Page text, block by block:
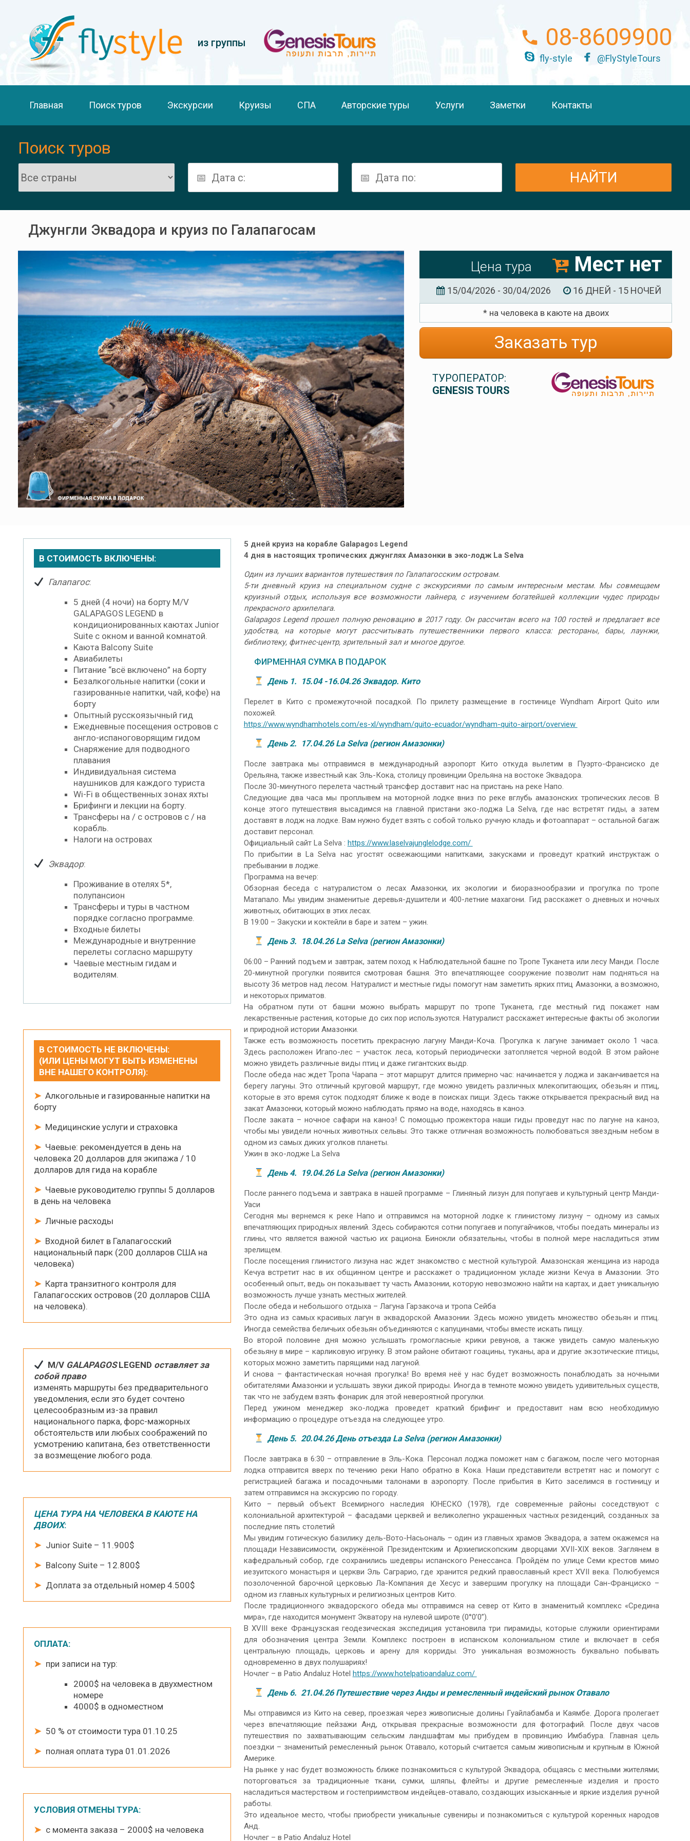
из группы 08-8609900
fly-style @FlyStyleTours
Главная Поиск туров Экскурсии Круизы СПА Авторские туры Услуги Заметки Контакты
Поиск туров
Джунгли Эквадора и круиз по Галапагосам
Цена тура Мест нет
15/04/2026 - 30/04/2026 16 ДНЕЙ - 15 НОЧЕЙ
* на человека в каюте на двоих
Заказать тур
ТУРОПЕРАТОР:
GENESIS TOURS
В СТОИМОСТЬ ВКЛЮЧЕНЫ:
Галапагос:
5 дней (4 ночи) на борту M/V
GALAPAGOS LEGEND в
кондиционированных каютах Junior
Suite с окном и ванной комнатой.
Каюта Balcony Suite
Авиабилеты
Питание “всё включено” на борту
Безалкогольные напитки (соки и
газированные напитки, чай, кофе) на
борту
Опытный русскоязычный гид
Ежедневные посещения островов с
англо-испаноговорящим гидом
Снаряжение для подводного
плавания
Индивидуальная система
наушников для каждого туриста
Wi-Fi в общественных зонах яхты
Брифинги и лекции на борту.
Трансферы на / с островов с / на
корабль.
Налоги на островах
Эквадор:
Проживание в отелях 5*,
полупансион
Трансферы и туры в частном
порядке согласно программе.
Входные билеты
Международные и внутренние
перелеты согласно маршруту
Чаевые местным гидам и
водителям.
В СТОИМОСТЬ НЕ ВКЛЮЧЕНЫ:
(ИЛИ ЦЕНЫ МОГУТ БЫТЬ ИЗМЕНЕНЫ
ВНЕ НАШЕГО КОНТРОЛЯ):
➤ Алкогольные и газированные напитки на
борту
➤ Медицинские услуги и страховка
➤ Чаевые: рекомендуется в день на
человека 20 долларов для экипажа / 10
долларов для гида на корабле
➤ Чаевые руководителю группы 5 долларов
в день на человека
➤ Личные расходы
➤ Входной билет в Галапагосский
национальный парк (200 долларов США на
человека)
➤ Карта транзитного контроля для
Галапагосских островов (20 долларов США
на человека).
M/V GALAPAGOSLEGEND оставляет за
собой право
изменять маршруты без предварительного
уведомления, если это будет сочтено
целесообразным из-за правил
национального парка, форс-мажорных
обстоятельств или любых соображений по
усмотрению капитана, без ответственности
за возмещение любого рода.
ЦЕНА ТУРА НА ЧЕЛОВЕКА В КАЮТЕ НА
ДВОИХ:
➤Junior Suite – 11.900$
➤Balcony Suite – 12.800$
➤Доплата за отдельный номер 4.500$
ОПЛАТА:
➤при записи на тур:
2000$ на человека в двухместном
номере
4000$ в одноместном
➤50 % от стоимости тура 01.10.25
➤полная оплата тура 01.01.2026
УСЛОВИЯ ОТМЕНЫ ТУРА:
➤с момента заказа – 2000$ на человека
5 дней круиз на корабле Galapagos Legend
4 дня в настоящих тропических джунглях Амазонки в эко-лодж La Selva
Один из лучших вариантов путешествия по Галапагосским островам.
5-ти дневный круиз на специальном судне с экскурсиями по самым интересным местам. Мы совмещаем
круизный отдых, используя все возможности лайнера, с изучением богатейшей коллекции чудес природы
прекрасного архипелага.
Galapagos Legend прошел полную реновацию в 2017 году. Он рассчитан всего на 100 гостей и предлагает все
удобства, на которые могут рассчитывать путешественники первого класса: рестораны, бары, лаунжи,
библиотеку, фитнес-центр, зрительный зал и многое другое.
ФИРМЕННАЯ СУМКА В ПОДАРОК
День 1. 15.04 -16.04.26 Эквадор. Кито
Перелет в Кито с промежуточной посадкой. По прилету размещение в гостинице Wyndham Airport Quito или
похожей.
https://www.wyndhamhotels.com/es-xl/wyndham/quito-ecuador/wyndham-quito-airport/overview
День 2. 17.04.26 La Selva (регион Амазонки)
После завтрака мы отправимся в международный аэропорт Кито откуда вылетим в Пуэрто-Франсиско де
Орельяна, также известный как Эль-Кока, столицу провинции Орельяна на востоке Эквадора.
После 30-минутного перелета частный трансфер доставит нас на пристань на реке Напо.
Следующие два часа мы проплывем на моторной лодке вниз по реке вглубь амазонских тропических лесов. В
конце этого путешествия высадимся на главной пристани эко-лоджа La Selva, где нас встретят гиды, а затем
доставят в лодж на лодке. Вам нужно будет взять с собой только ручную кладь и фотоаппарат – остальной багаж
доставит персонал.
Официальный сайт La Selva : https://www.laselvajunglelodge.com/
По прибытии в La Selva нас угостят освежающими напитками, закусками и проведут краткий инструктаж о
пребывании в лодже.
Программа на вечер:
Обзорная беседа с натуралистом о лесах Амазонки, их экологии и биоразнообразии и прогулка по тропе
Матапало. Мы увидим знаменитые деревья-душители и 400-летние махагони. Гид расскажет о дневных и ночных
животных, обитающих в этих лесах.
В 19:00 – Закуски и коктейли в баре и затем – ужин.
День 3. 18.04.26 La Selva (регион Амазонки)
06:00 – Ранний подъем и завтрак, затем поход к Наблюдательной башне по Тропе Туканета или лесу Манди. После
20-минутной прогулки появится смотровая башня. Это впечатляющее сооружение позволит нам подняться на
высоту 36 метров над лесом. Натуралист и местные гиды помогут нам заметить ярких птиц Амазонки, а возможно,
и некоторых приматов.
На обратном пути от башни можно выбрать маршрут по тропе Туканета, где местный гид покажет нам
лекарственные растения, которые до сих пор используются. Натуралист расскажет интересные факты об экологии
и природной истории Амазонки.
Также есть возможность посетить прекрасную лагуну Манди-Коча. Прогулка к лагуне занимает около 1 часа.
Здесь расположен Игапо-лес – участок леса, который периодически затопляется черной водой. В этом районе
можно увидеть различные виды птиц и даже гигантских выдр.
После обеда нас ждет Тропа Чарапа – этот маршрут длится примерно час: начинается у лоджа и заканчивается на
берегу лагуны. Это отличный круговой маршрут, где можно увидеть различных млекопитающих, обезьян и птиц,
которые в это время суток подходят ближе к воде в поисках пищи. Здесь также открывается прекрасный вид на
закат Амазонки, который можно наблюдать прямо на воде, находясь в каноэ.
После заката – ночное сафари на каноэ! С помощью прожектора наши гиды проведут нас по лагуне на каноэ,
чтобы мы увидели ночных животных сельвы. Это также отличная возможность полюбоваться звездным небом в
одном из самых диких уголков планеты.
Ужин в эко-лодже La Selva
День 4. 19.04.26 La Selva (регион Амазонки)
После раннего подъема и завтрака в нашей программе – Глиняный лизун для попугаев и культурный центр Манди-
Уаси
Сегодня мы вернемся к реке Напо и отправимся на моторной лодке к глинистому лизуну – одному из самых
впечатляющих природных явлений. Здесь собираются сотни попугаев и попугайчиков, чтобы поедать минералы из
глины, что является важной частью их рациона. Бинокли обязательны, чтобы в полной мере насладиться этим
зрелищем.
После посещения глинистого лизуна нас ждет знакомство с местной культурой. Амазонская женщина из народа
Кечуа встретит нас в их общинном центре и расскажет о традиционном укладе жизни Кечуа в Амазонии. Это
особенный опыт, ведь он показывает ту часть Амазонии, которую невозможно найти на картах, и дает уникальную
возможность лучше узнать местных жителей.
После обеда и небольшого отдыха – Лагуна Гарзакоча и тропа Сейба
Это одна из самых красивых лагун в эквадорской Амазонии. Здесь можно увидеть множество обезьян и птиц.
Иногда семейства беличьих обезьян объединяются с капуцинами, чтобы вместе искать пищу.
Во второй половине дня можно услышать громогласные крики ревунов, а также увидеть самую маленькую
обезьяну в мире – карликовую игрунку. В этом районе обитают гоацины, туканы, ара и другие экзотические птицы,
которых можно заметить парящими над лагуной.
И снова – фантастическая ночная прогулка! Во время неё у нас будет возможность понаблюдать за ночными
обитателями Амазонки и услышать звуки дикой природы. Иногда в темноте можно увидеть удивительных существ,
так что не забудем взять фонарик для этой невероятной прогулки.
Перед ужином менеджер эко-лоджа проведет краткий брифинг и предоставит нам всю необходимую
информацию о процедуре отъезда на следующее утро.
День 5. 20.04.26 День отъезда La Selva (регион Амазонки)
После завтрака в 6:30 – отправление в Эль-Кока. Персонал лоджа поможет нам с багажом, после чего моторная
лодка отправится вверх по течению реки Напо обратно в Кока. Наши представители встретят нас и помогут с
регистрацией багажа и посадочными талонами в аэропорту. После прибытия в Кито заселимся в гостиницу и
затем отправимся на экскурсию по городу.
Кито – первый объект Всемирного наследия ЮНЕСКО (1978), где современные районы соседствуют с
колониальной архитектурой – фасадами церквей и великолепно украшенных частных резиденций, созданных за
последние пять столетий
Мы увидим готическую базилику дель-Вото-Насьональ – один из главных храмов Эквадора, а затем окажемся на
площади Независимости, окружённой Президентским и Архиепископским дворцами XVII-XIX веков. Заглянем в
кафедральный собор, где сохранились шедевры испанского Ренессанса. Пройдём по улице Семи крестов мимо
иезуитского монастыря и церкви Эль Саграрио, где хранится редкий православный крест XVII века. Полюбуемся
позолоченной барочной церковью Ла-Компания де Хесус и завершим прогулку на площади Сан-Франциско –
одном из главных культурных и религиозных центров Кито.
После традиционного эквадорского обеда мы отправимся на север от Кито в знаменитый комплекс «Средина
мира», где находится монумент Экватору на нулевой широте (0°0’0”).
В XVIII веке Французская геодезическая экспедиция установила три пирамиды, которые служили ориентирами
для обозначения центра Земли. Комплекс построен в испанском колониальном стиле и включает в себя
центральную площадь, церковь и арену для корриды. Это уникальная возможность буквально побывать
одновременно в двух полушариях!
Ночлег – в Patio Andaluz Hotel https://www.hotelpatioandaluz.com/
День 6. 21.04.26 Путешествие через Анды и ремесленный индейский рынок Отавало
Мы отправимся из Кито на север, проезжая через живописные долины Гуайлабамба и Каямбе. Дорога пролегает
через впечатляющие пейзажи Анд, открывая прекрасные возможности для фотографий. После двух часов
путешествия по захватывающим сельским ландшафтам мы прибудем в провинцию Имбабура. Главная цель
поездки – знаменитый ремесленный рынок Отавало, который считается самым живописным и крупным в Южной
Америке.
На рынке у нас будет возможность ближе познакомиться с культурой Эквадора, общаясь с местными жителями;
поторговаться за традиционные ткани, сумки, шляпы, флейты и другие ремесленные изделия и просто
насладиться мастерством и гостеприимством индейцев-отавало, создающих изысканные и яркие изделия ручной
работы.
Это идеальное место, чтобы приобрести уникальные сувениры и познакомиться с культурой коренных народов
Анд.
Ночлег – в Patio Andaluz Hotel